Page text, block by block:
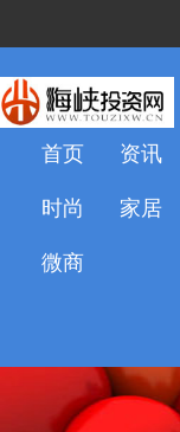
首页 资讯
时尚 家居
微商